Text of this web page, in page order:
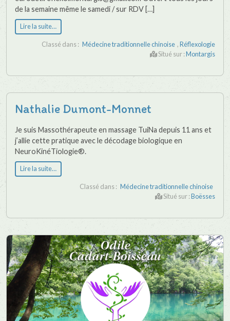
de la semaine même le samedi / sur RDV […]
Lire la suite…
Classé dans : Médecine traditionnelle chinoise ,Réflexologie
Situé sur :Montargis
Nathalie Dumont-Monnet
Je suis Massothérapeute en massage TuiNa depuis 11 ans et
j’allie cette pratique avec le décodage biologique en
NeuroKinéTiologie®.
Lire la suite…
Classé dans : Médecine traditionnelle chinoise
Situé sur :Boësses